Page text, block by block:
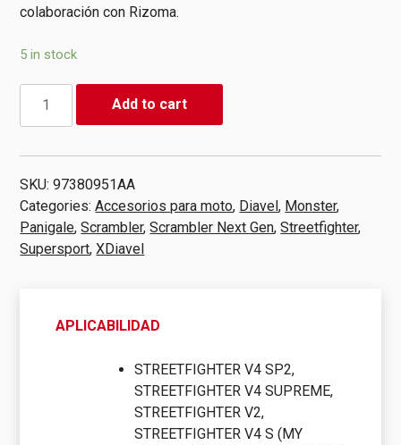
colaboración con Rizoma.
5 in stock
Manillar
Aluminio
Negros
Rizoma
|
Ducati
Add to cart
SKU:97380951AA
Categories:Accesorios para moto, Diavel, Monster,
Panigale,Scrambler,Scrambler Next Gen,Streetfighter,
Supersport,XDiavel
APLICABILIDAD
STREETFIGHTER V4 SP2,
STREETFIGHTER V4 SUPREME,
STREETFIGHTER V2,
STREETFIGHTER V4 S (MY